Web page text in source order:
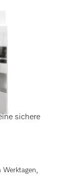
sichere
Werktagen,